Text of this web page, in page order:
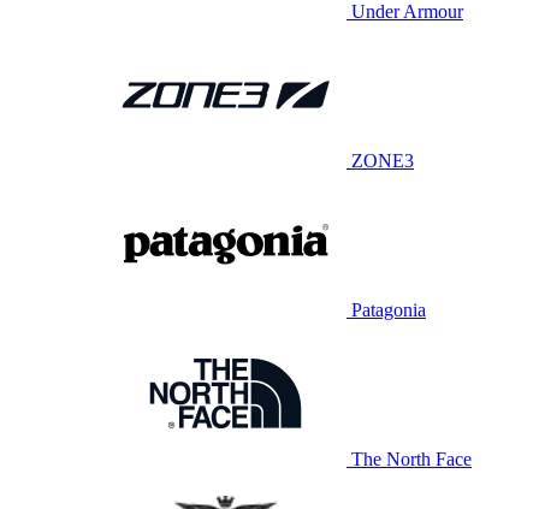
Under Armour
ZONE3
Patagonia
The North Face